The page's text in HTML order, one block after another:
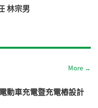
林宗男
More →
動車充電暨充電樁設計